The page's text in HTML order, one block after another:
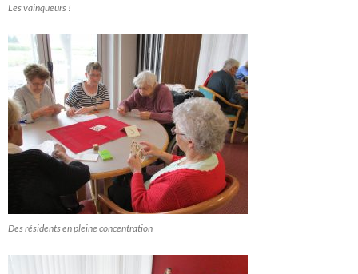
Les vainqueurs !
Des résidents en pleine concentration